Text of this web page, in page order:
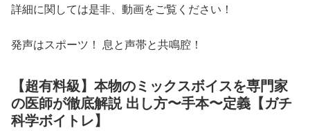
詳細に関しては是非、動画をご覧ください！
発声はスポーツ！ 息と声帯と共鳴腔！
【超有料級】本物のミックスボイスを専門家
の医師が徹底解説 出し方〜手本〜定義【ガチ
科学ボイトレ】